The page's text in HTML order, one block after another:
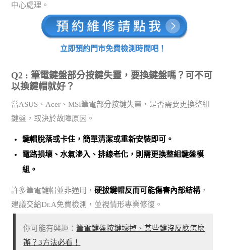
中心處理。
立即預約門市免費檢測時間吧！
Q2 : 筆電鍵盤部分按鍵失靈，要換鍵盤嗎？可不可
以換鍵帽就好？
當ASUS、Acer、MSI筆電部分按鍵失靈，是否需要更換整組
鍵盤，取決於故障原因。
鍵帽脫落或卡住，簡單清潔或重新安裝即可。
電路損壞、水氣滲入、排線老化，則需更換整組鍵盤模
組。
許多筆電鍵帽並非通用，硬拔鍵帽反而可能傷害內部結構，
建議交給Dr.A免費檢測，並視情形專業修復。
你可能有興趣：筆電鍵盤按鍵壞掉、某些鍵沒反應怎麼
辦？3方法必看！